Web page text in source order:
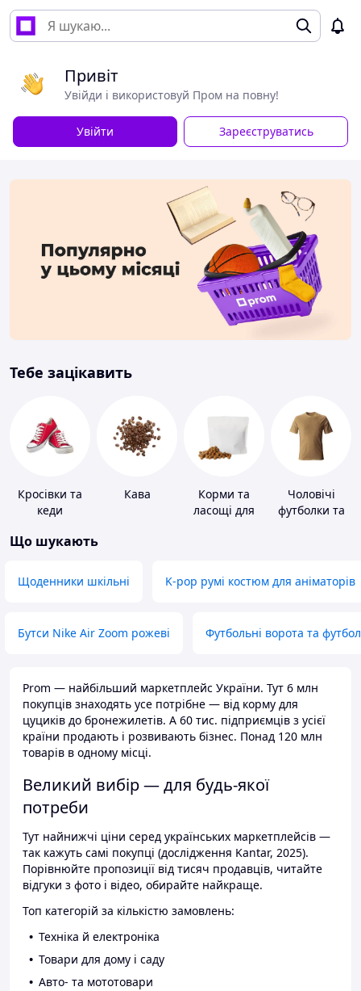
Привіт
Увійди і використовуй Пром на повну!
Увійти Зареєструватись
Тебе зацікавить
Кросівки та
кеди
Кава
Корми та
ласощі для
Чоловічі
футболки та
Що шукають
Щоденники шкільні K-pop румі костюм для аніматорів
Бутси Nike Air Zoom рожеві Футбольні ворота та
Prom — найбільший маркетплейс України. Тут 6 млн
покупців знаходять усе потрібне — від корму для
цуциків до бронежилетів. А 60 тис. підприємців з усієї
країни продають і розвивають бізнес. Понад 120 млн
товарів в одному місці.
Великий вибір — для будь-якої
потреби
Тут найнижчі ціни серед українських маркетплейсів —
так кажуть самі покупці (дослідження Kantar, 2025).
Порівнюйте пропозиції від тисяч продавців, читайте
відгуки з фото і відео, обирайте найкраще.
Топ категорій за кількістю замовлень:
Техніка й електроніка
Товари для дому і саду
Авто- та мототовари